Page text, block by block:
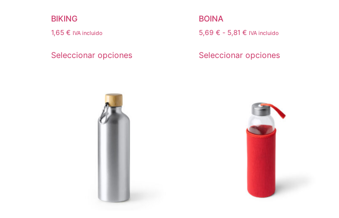
BIKING
1,65 € IVA incluido
Seleccionar opciones
BOINA
5,69 € - 5,81 € IVA incluido
Seleccionar opciones